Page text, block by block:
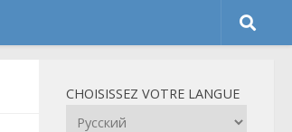
CHOISISSEZ VOTRE LANGUE